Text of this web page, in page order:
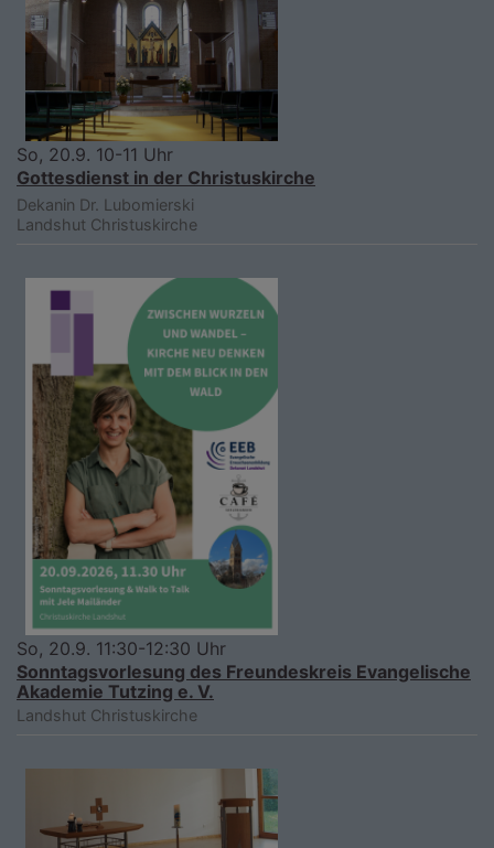
So, 20.9. 10-11 Uhr
Gottesdienst in der Christuskirche
Dekanin Dr. Lubomierski
Landshut Christuskirche
So, 20.9. 11:30-12:30 Uhr
Sonntagsvorlesung des Freundeskreis Evangelische
Akademie Tutzing e. V.
Landshut Christuskirche